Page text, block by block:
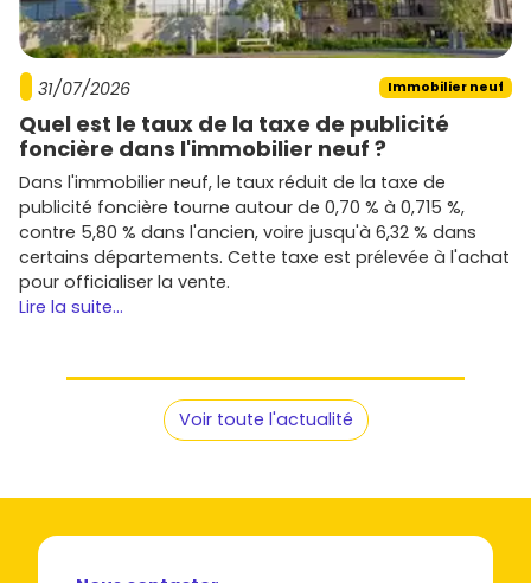
31/07/2026 Immobilier neuf
Quel est le taux de la taxe de publicité
foncière dans l'immobilier neuf ?
Dans l'immobilier neuf, le taux réduit de la taxe de
publicité foncière tourne autour de 0,70 % à 0,715 %,
contre 5,80 % dans l'ancien, voire jusqu'à 6,32 % dans
certains départements. Cette taxe est prélevée à l'achat
pour officialiser la vente.
Lire la suite...
Voir toute l'actualité